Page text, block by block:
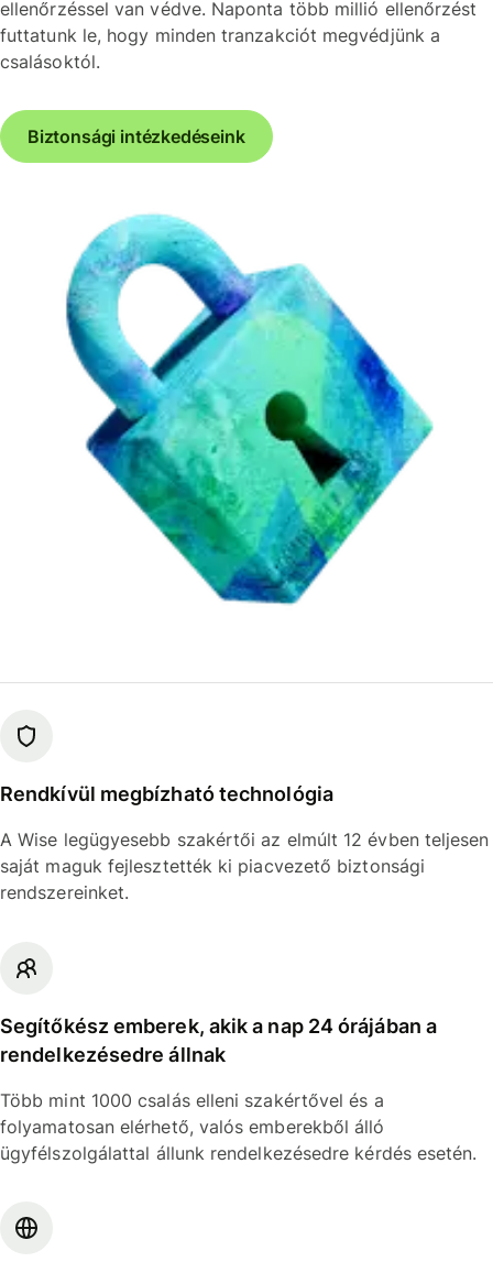
ellenőrzéssel van védve. Naponta több millió ellenőrzést
futtatunk le, hogy minden tranzakciót megvédjünk a
csalásoktól.
Biztonsági intézkedéseink
Rendkívül megbízható technológia
A Wise legügyesebb szakértői az elmúlt 12 évben teljesen
saját maguk fejlesztették ki piacvezető biztonsági
rendszereinket.
Segítőkész emberek, akik a nap 24 órájában a
rendelkezésedre állnak
Több mint 1000 csalás elleni szakértővel és a
folyamatosan elérhető, valós emberekből álló
ügyfélszolgálattal állunk rendelkezésedre kérdés esetén.